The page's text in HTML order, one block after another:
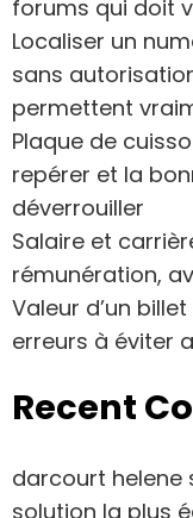
forums qui doit
Localiser un
sans
permettent
Plaque de
repérer et la
déverrouiller
Salaire et
rémunération,
Valeur d’un
erreurs à éviter
Recent
darcourt helene
solution la plus